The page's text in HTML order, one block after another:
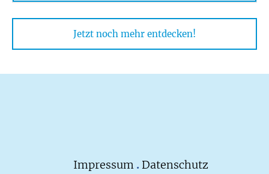
Jetzt noch mehr entdecken!
Impressum . Datenschutz